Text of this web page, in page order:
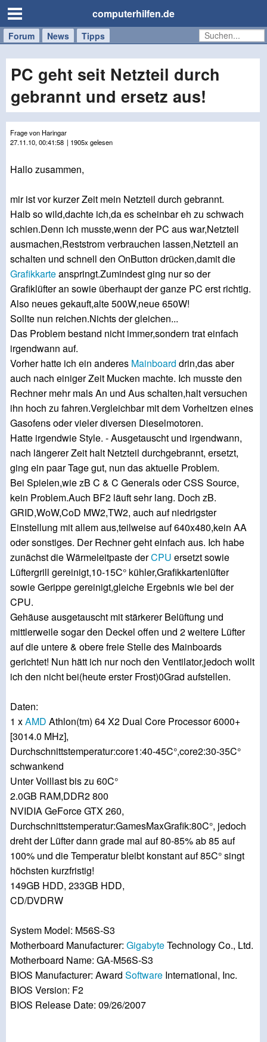
computerhilfen.de
Forum News Tipps
Handy
Tablet
Windows
Mac
PC geht seit Netzteil durch
gebrannt und ersetz aus!
Frage von Haringar
27.11.10, 00:41:58 | 1905x gelesen
Hallo zusammen,
mir ist vor kurzer Zeit mein Netzteil durch gebrannt.
Halb so wild,dachte ich,da es scheinbar eh zu schwach
schien.Denn ich musste,wenn der PC aus war,Netzteil
ausmachen,Reststrom verbrauchen lassen,Netzteil an
schalten und schnell den OnButton drücken,damit die
Grafikkarteanspringt.Zumindest ging nur so der
Grafiklüfter an sowie überhaupt der ganze PC erst richtig.
Also neues gekauft,alte 500W,neue 650W!
Sollte nun reichen.Nichts der gleichen...
Das Problem bestand nicht immer,sondern trat einfach
irgendwann auf.
Vorher hatte ich ein anderes Mainboard drin,das aber
auch nach einiger Zeit Mucken machte. Ich musste den
Rechner mehr mals An und Aus schalten,halt versuchen
ihn hoch zu fahren.Vergleichbar mit dem Vorheitzen eines
Gasofens oder vieler diversen Dieselmotoren.
Hatte irgendwie Style. - Ausgetauscht und irgendwann,
nach längerer Zeit halt Netzteil durchgebrannt, ersetzt,
ging ein paar Tage gut, nun das aktuelle Problem.
Bei Spielen,wie zB C & C Generals oder CSS Source,
kein Problem.Auch BF2 läuft sehr lang. Doch zB.
GRID,WoW,CoD MW2,TW2, auch auf niedrigster
Einstellung mit allem aus,teilweise auf 640x480,kein AA
oder sonstiges. Der Rechner geht einfach aus. Ich habe
zunächst die Wärmeleitpaste derCPU ersetzt sowie
Lüftergrill gereinigt,10-15C° kühler,Grafikkartenlüfter
sowie Gerippe gereinigt,gleiche Ergebnis wie bei der
CPU.
Gehäuse ausgetauscht mit stärkerer Belüftung und
mittlerweile sogar den Deckel offen und 2 weitere Lüfter
auf die untere & obere freie Stelle des Mainboards
gerichtet! Nun hätt ich nur noch den Ventilator,jedoch wollt
ich den nicht bei(heute erster Frost)0Grad aufstellen.
Daten:
1 xAMD Athlon(tm) 64 X2 Dual Core Processor 6000+
[3014.0 MHz],
Durchschnittstemperatur:core1:40-45C°,core2:30-35C°
schwankend
Unter Volllast bis zu 60C°
2.0GB RAM,DDR2 800
NVIDIA GeForce GTX 260,
Durchschnittstemperatur:GamesMaxGrafik:80C°, jedoch
dreht der Lüfter dann grade mal auf 80-85% ab 85 auf
100% und die Temperatur bleibt konstant auf 85C° singt
höchsten kurzfristig!
149GB HDD, 233GB HDD,
CD/DVDRW
System Model: M56S-S3
Motherboard Manufacturer: GigabyteTechnology Co., Ltd.
Motherboard Name: GA-M56S-S3
BIOS Manufacturer: Award Software International, Inc.
BIOS Version: F2
BIOS Release Date: 09/26/2007